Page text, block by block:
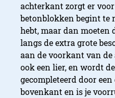
achterkant zorgt er
betonblokken begint te
hebt, maar dan moeten
langs de extra grote
aan de voorkant van
ook een lier, en wordt
gecompleteerd door
bovenkant en is je